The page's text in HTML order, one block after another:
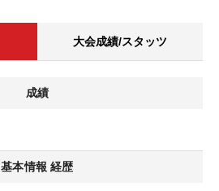
大会成績/スタッツ
成績
基本情報 経歴